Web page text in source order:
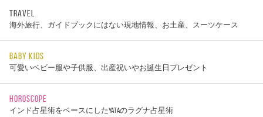
TRAVEL
海外旅行、ガイドブックにはない現地情報、お土産、スーツケース
BABY KIDS
可愛いベビー服や子供服、出産祝いやお誕生日プレゼント
HOROSCOPE
インド占星術をベースにしたYATAのラグナ占星術